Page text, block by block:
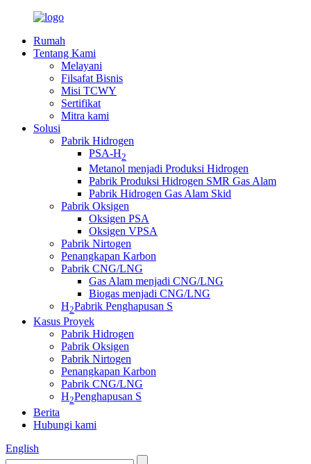
Rumah
Tentang Kami
Melayani
Filsafat Bisnis
Misi TCWY
Sertifikat
Mitra kami
Solusi
Pabrik Hidrogen
PSA-H2
Metanol menjadi Produksi Hidrogen
Pabrik Produksi Hidrogen SMR Gas Alam
Pabrik Hidrogen Gas Alam Skid
Pabrik Oksigen
Oksigen PSA
Oksigen VPSA
Pabrik Nirtogen
Penangkapan Karbon
Pabrik CNG/LNG
Gas Alam menjadi CNG/LNG
Biogas menjadi CNG/LNG
H2Pabrik Penghapusan S
Kasus Proyek
Pabrik Hidrogen
Pabrik Oksigen
Pabrik Nirtogen
Penangkapan Karbon
Pabrik CNG/LNG
H2Penghapusan S
Berita
Hubungi kami
English